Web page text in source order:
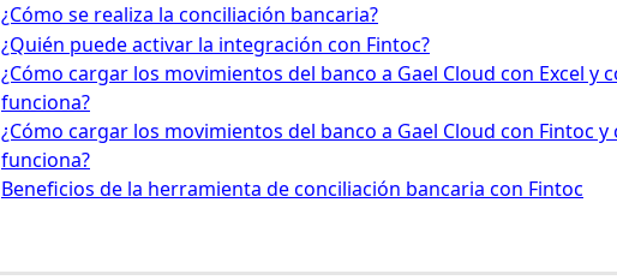
¿Cómo se realiza la conciliación bancaria?
¿Quién puede activar la integración con Fintoc?
¿Cómo cargar los movimientos del banco a Gael Cloud con Excel y
funciona?
¿Cómo cargar los movimientos del banco a Gael Cloud con Fintoc
funciona?
Beneficios de la herramienta de conciliación bancaria con Fintoc